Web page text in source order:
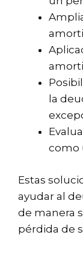
la
como
Estas
ayudar al
de manera
pérdida de